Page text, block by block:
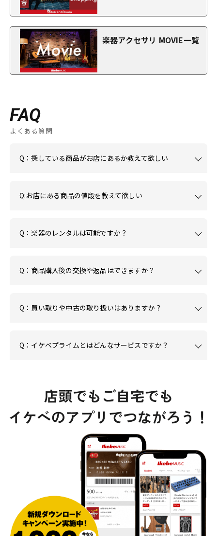
楽器アクセサリ MOVIE一覧
FAQ
よくある質問
Q：探している商品がお店にあるか教えて欲しい
Q:お店にある商品の値段を教えて欲しい
Q：楽器のレンタルは可能ですか？
Q：商品購入後の交換や返品はできますか？
Q：買い取りや中古の取り扱いはありますか？
Q：イケベプライムとはどんなサービスですか？